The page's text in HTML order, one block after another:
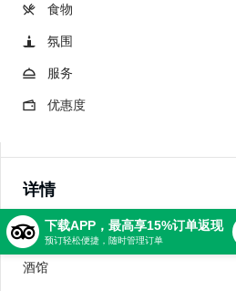
食物
氛围
服务
优惠度
详情
美食
酒馆
下载APP，最高享15%订单返现
预订轻松便捷，随时管理订单